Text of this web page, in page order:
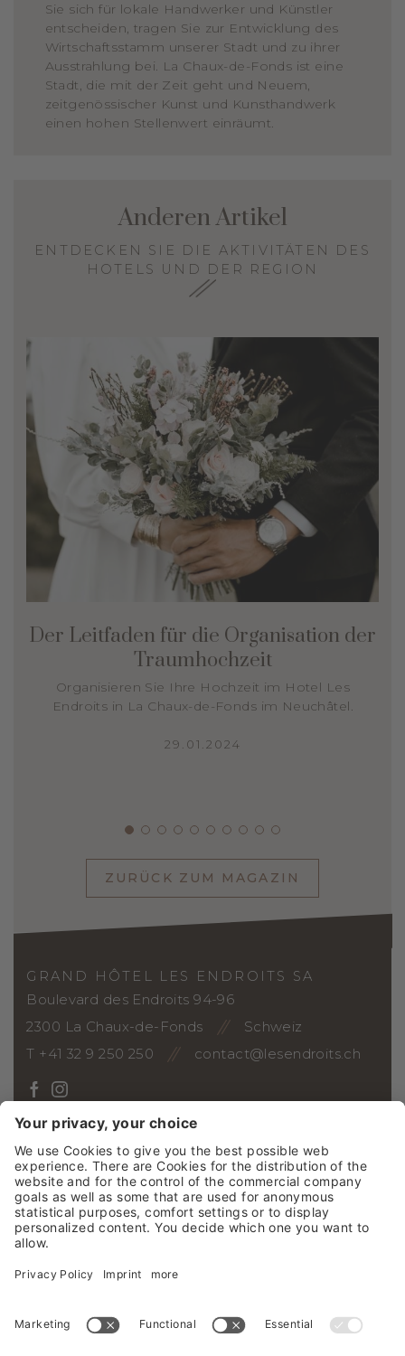
Sie sich für lokale Handwerker und Künstler
entscheiden, tragen Sie zur Entwicklung des
Wirtschaftsstamm unserer Stadt und zu ihrer
Ausstrahlung bei. La Chaux-de-Fonds ist eine
Stadt, die mit der Zeit geht und Neuem,
zeitgenössischer Kunst und Kunsthandwerk
einen hohen Stellenwert einräumt.
Anderen Artikel
ENTDECKEN SIE DIE AKTIVITÄTEN DES
HOTELS UND DER REGION
Der Leitfaden für die Organisation der
Traumhochzeit
Organisieren Sie Ihre Hochzeit im Hotel Les
Endroits in La Chaux-de-Fonds im Neuchâtel.
29.01.2024
ZURÜCK ZUM MAGAZIN
GRAND HÔTEL LES ENDROITS SA
Boulevard des Endroits 94-96
2300 La Chaux-de-Fonds
Schweiz
T +41 32 9 250 250
contact@lesendroits.ch
ANREISE
Gutscheine
Fotogalerie
Webcam
Social Wall
Jobs
News
NEWSLETTER